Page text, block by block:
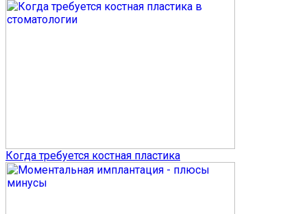
Когда требуется костная пластика